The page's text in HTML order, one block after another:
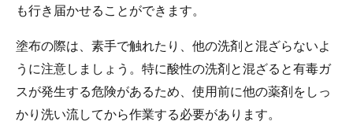
も行き届かせることができます。
塗布の際は、素手で触れたり、他の洗剤と混ざらないよ
うに注意しましょう。特に酸性の洗剤と混ざると有毒ガ
スが発生する危険があるため、使用前に他の薬剤をしっ
かり洗い流してから作業する必要があります。